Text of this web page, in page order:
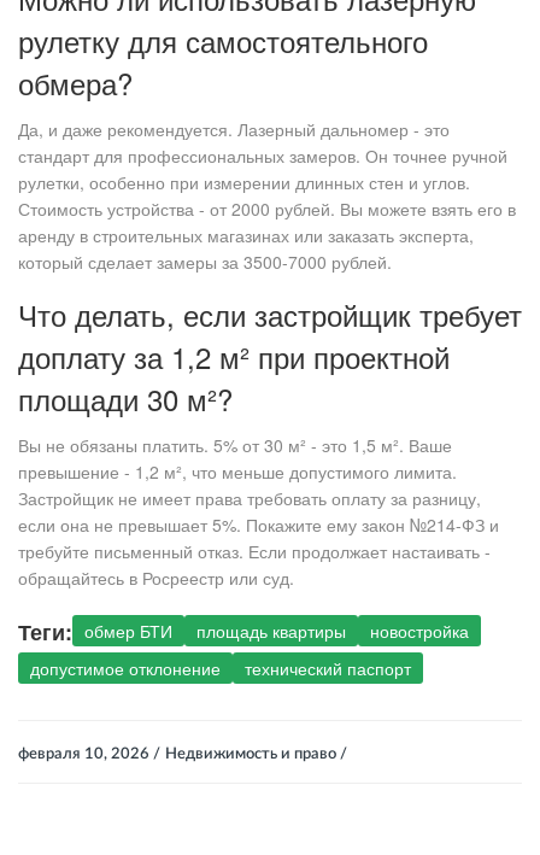
рулетку для самостоятельного
обмера?
Да, и даже рекомендуется. Лазерный дальномер - это
стандарт для профессиональных замеров. Он точнее ручной
рулетки, особенно при измерении длинных стен и углов.
Стоимость устройства - от 2000 рублей. Вы можете взять его в
аренду в строительных магазинах или заказать эксперта,
который сделает замеры за 3500-7000 рублей.
Что делать, если застройщик требует
доплату за 1,2 м² при проектной
площади 30 м²?
Вы не обязаны платить. 5% от 30 м² - это 1,5 м². Ваше
превышение - 1,2 м², что меньше допустимого лимита.
Застройщик не имеет права требовать оплату за разницу,
если она не превышает 5%. Покажите ему закон №214-ФЗ и
требуйте письменный отказ. Если продолжает настаивать -
обращайтесь в Росреестр или суд.
Теги: обмер БТИ площадь квартиры
новостройка
допустимое отклонение
технический паспорт
февраля 10, 2026 / Недвижимость и право /